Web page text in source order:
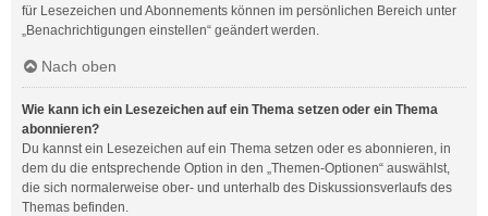
für Lesezeichen und Abonnements können im persönlichen Bereich unter
„Benachrichtigungen einstellen“ geändert werden.
Nach oben
Wie kann ich ein Lesezeichen auf ein Thema setzen oder ein Thema
abonnieren?
Du kannst ein Lesezeichen auf ein Thema setzen oder es abonnieren, in
dem du die entsprechende Option in den „Themen-Optionen“ auswählst,
die sich normalerweise ober- und unterhalb des Diskussionsverlaufs des
Themas befinden.